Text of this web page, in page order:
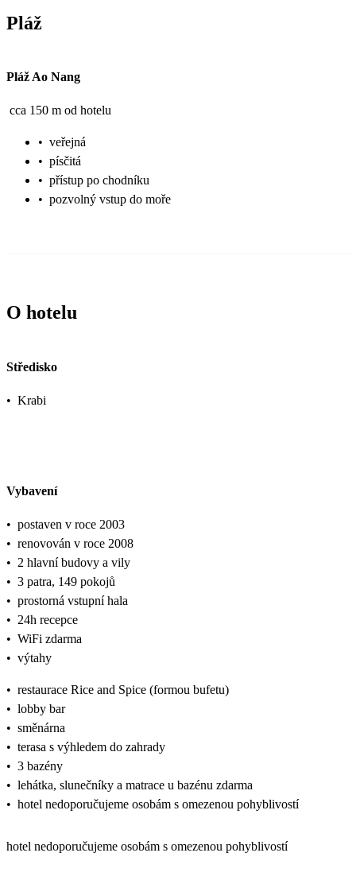
Pláž
Pláž Ao Nang
cca 150 m od hotelu
• veřejná
• písčitá
• přístup po chodníku
• pozvolný vstup do moře
O hotelu
Středisko
• Krabi
Vybavení
• postaven v roce 2003
• renovován v roce 2008
• 2 hlavní budovy a vily
• 3 patra, 149 pokojů
• prostorná vstupní hala
• 24h recepce
• WiFi zdarma
• výtahy
• restaurace Rice and Spice (formou bufetu)
• lobby bar
• směnárna
• terasa s výhledem do zahrady
• 3 bazény
• lehátka, slunečníky a matrace u bazénu zdarma
• hotel nedoporučujeme osobám s omezenou pohyblivostí
hotel nedoporučujeme osobám s omezenou pohyblivostí